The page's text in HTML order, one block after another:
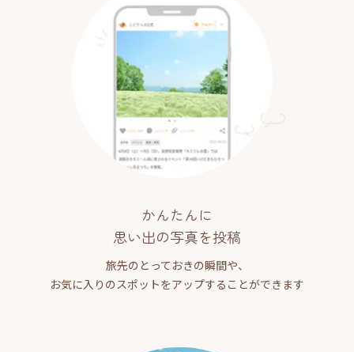
かんたんに
思い出の写真を投稿
旅先のとっておきの瞬間や、
お気に入りのスポットをアップすることができます